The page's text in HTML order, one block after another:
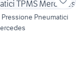
Pneumatici